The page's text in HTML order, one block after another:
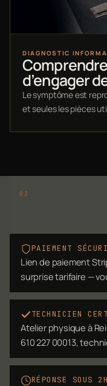
DIAGNOSTIC
d’engager
Le symptôme est
et seules les pièces
PAIEMENT
Lien de paiement
surprise tarifaire —
TECHNICIEN
Atelier physique à
610 227 00013,
RÉPONSE SOUS